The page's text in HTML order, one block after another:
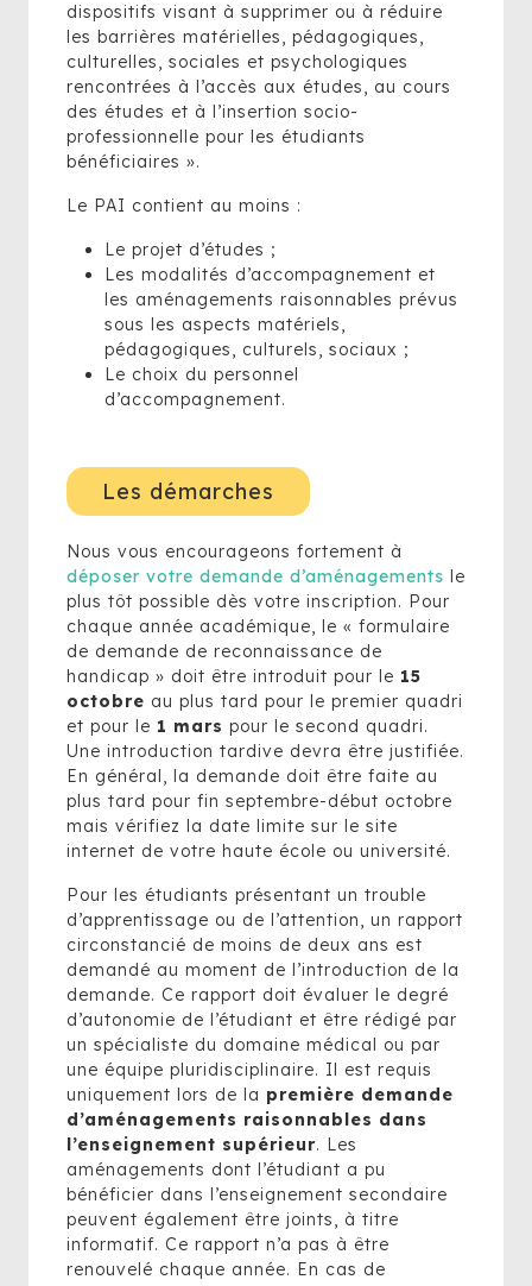
dispositifs visant à supprimer ou à réduire
les barrières matérielles, pédagogiques,
culturelles, sociales et psychologiques
rencontrées à l’accès aux études, au cours
des études et à l’insertion socio-
professionnelle pour les étudiants
bénéficiaires ».
Le PAI contient au moins :
Le projet d’études ;
Les modalités d’accompagnement et
les aménagements raisonnables prévus
sous les aspects matériels,
pédagogiques, culturels, sociaux ;
Le choix du personnel
d’accompagnement.
Les démarches
Nous vous encourageons fortement à
déposer votre demande d’aménagements le
plus tôt possible dès votre inscription. Pour
chaque année académique, le « formulaire
de demande de reconnaissance de
handicap » doit être introduit pour le 15
octobre au plus tard pour le premier quadri
et pour le 1 mars pour le second quadri.
Une introduction tardive devra être justifiée.
En général, la demande doit être faite au
plus tard pour fin septembre-début octobre
mais vérifiez la date limite sur le site
internet de votre haute école ou université.
Pour les étudiants présentant un trouble
d’apprentissage ou de l’attention, un rapport
circonstancié de moins de deux ans est
demandé au moment de l’introduction de la
demande. Ce rapport doit évaluer le degré
d’autonomie de l’étudiant et être rédigé par
un spécialiste du domaine médical ou par
une équipe pluridisciplinaire. Il est requis
uniquement lors de la première demande
d’aménagements raisonnables dans
l’enseignement supérieur. Les
aménagements dont l’étudiant a pu
bénéficier dans l’enseignement secondaire
peuvent également être joints, à titre
informatif. Ce rapport n’a pas à être
renouvelé chaque année. En cas de